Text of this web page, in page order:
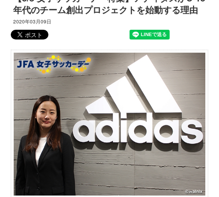
年代のチーム創出プロジェクトを始動する理由
2020年03月09日